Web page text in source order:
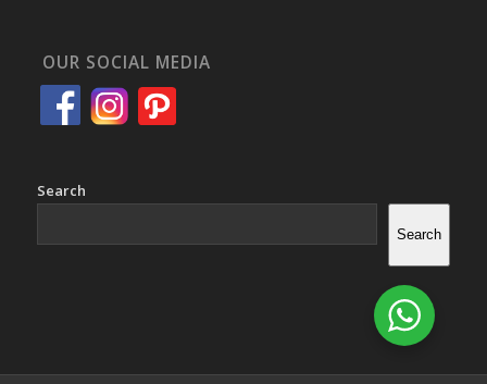
OUR SOCIAL MEDIA
Search
Search